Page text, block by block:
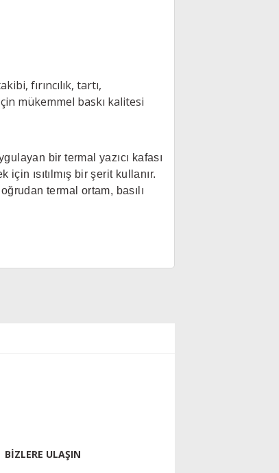
fırıncılık, tartı,
mükemmel baskı kalitesi
bir termal yazıcı kafası
ısıtılmış bir şerit kullanır.
termal ortam, basılı
BİZLERE ULAŞIN